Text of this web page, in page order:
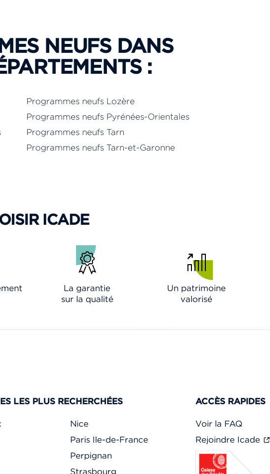
NEUFS DANS
:
Programmes neufs Lozère
Programmes neufs Pyrénées-Orientales
Programmes neufs Tarn
Programmes neufs Tarn-et-Garonne
ICADE
La garantie
sur la qualité
Un patrimoine
valorisé
LES PLUS RECHERCHÉES
Nice
Paris Ile-de-France
Perpignan
Strasbourg
ACCÈS RAPIDES
Voir la FAQ
Rejoindre Icade